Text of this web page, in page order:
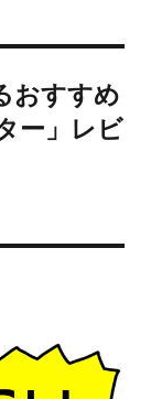
おすすめ
ー」レビ